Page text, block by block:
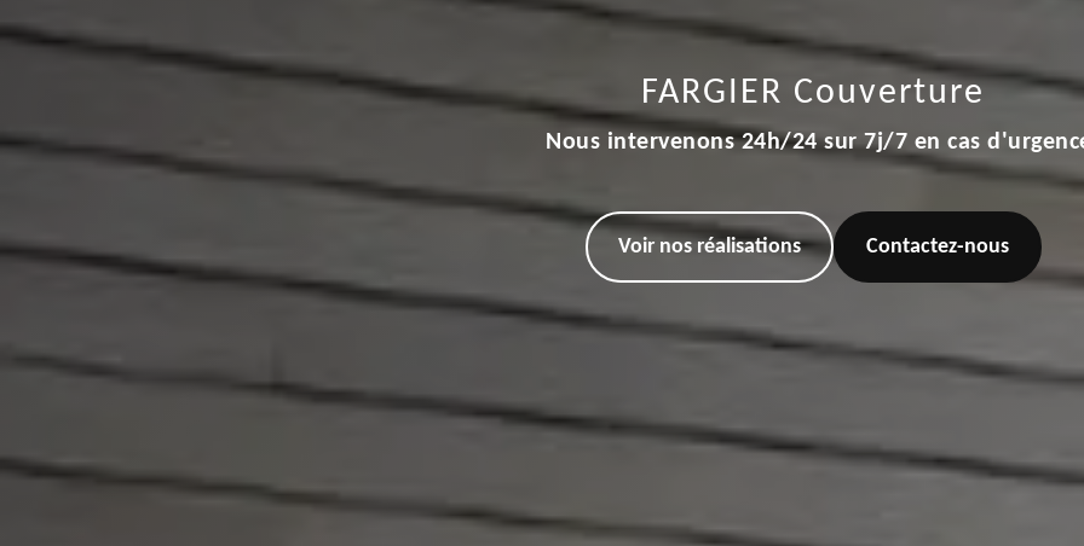
FARGIER Couverture
Nous intervenons 24h/24 sur 7j/7 en cas
Voir nos réalisations Contactez-nous